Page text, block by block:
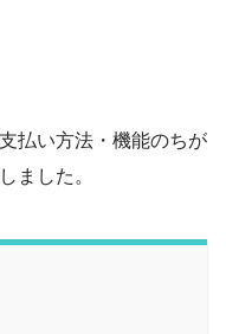
払い方法・機能のちが
ました。